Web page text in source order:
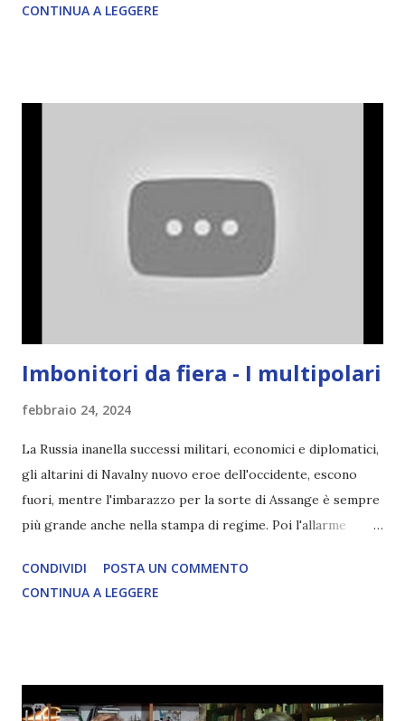
CONTINUA A LEGGERE
Imbonitori da fiera - I multipolari
febbraio 24, 2024
La Russia inanella successi militari, economici e diplomatici,
gli altarini di Navalny nuovo eroe dell'occidente, escono
fuori, mentre l'imbarazzo per la sorte di Assange è sempre
più grande anche nella stampa di regime. Poi l'allarme
Articolo segnalato da oltre12.net LEGGI L'ARTICOLO
COMPLETO
CONDIVIDI
POSTA UN COMMENTO
CONTINUA A LEGGERE